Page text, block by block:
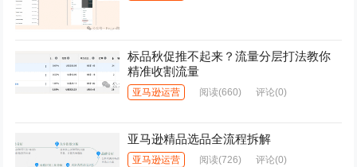
标品秋促推不起来？流量分层打法教你
精准收割流量
亚马逊运营 阅读(660) 评论(0)
亚马逊精品选品全流程拆解
亚马逊运营 阅读(726) 评论(0)